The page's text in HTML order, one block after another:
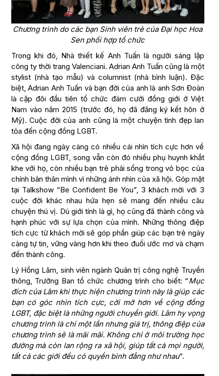
Chương trình do các bạn Sinh viên trẻ của Đại học Hoa
Sen phối hợp tổ chức
Trong khi đó, Nhà thiết kế Anh Tuấn là người sáng lập
công ty thời trang Valenciani. Adrian Anh Tuấn cũng là một
stylist (nhà tạo mẫu) và columnist (nhà bình luận). Đặc
biệt, Adrian Anh Tuấn và bạn đời của anh là anh Sơn Đoàn
là cặp đôi đầu tiên tổ chức đám cưới đồng giới ở Việt
Nam vào năm 2015 (trước đó, họ đã đăng ký kết hôn ở
Mỹ). Cuộc đời của anh cũng là một chuyện tình đẹp lan
tỏa đến cộng đồng LGBT.
Xã hội đang ngày càng có nhiều cái nhìn tích cực hơn về
cộng đồng LGBT, song vẫn còn đó nhiều phụ huynh khắt
khe với họ, còn nhiều bạn trẻ phải sống trong vỏ bọc của
chính bản thân mình vì những ánh nhìn của xã hội. Góp mặt
tại Talkshow “Be Confident Be You”, 3 khách mời với 3
cuộc đời khác nhau hứa hẹn sẽ mang đến nhiều câu
chuyện thú vị. Dù giới tính là gì, họ cũng đã thành công và
hạnh phúc với sự lựa chọn của mình. Những thông điệp
tích cực từ khách mời sẽ góp phần giúp các bạn trẻ ngày
càng tự tin, vững vàng hơn khi theo đuổi ước mơ và chạm
đến thành công.
Lý Hồng Lâm, sinh viên ngành Quản trị công nghệ Truyền
thông, Trưởng Ban tổ chức chương trình cho biết: “Mục
đích của Lâm khi thực hiện chương trình này là giúp các
bạn có góc nhìn tích cực, cởi mở hơn về cộng đồng
LGBT, đặc biệt là những người chuyển giới. Lâm hy vọng
chương trình là chỉ một lần nhưng giá trị, thông điệp của
chương trình sẽ là mãi mãi. Không chỉ ở môi trường học
đường mà còn lan rộng ra xã hội, giúp tất cả mọi người,
tất cả các giới đều có quyền bình đẳng như nhau”.